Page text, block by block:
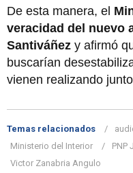
De esta manera, el
veracidad del nuevo
Santiváñez y afirmó
buscarían
vienen realizando
Temas relacionados
Ministerio del Interior
PNP
Victor Zanabria Angulo